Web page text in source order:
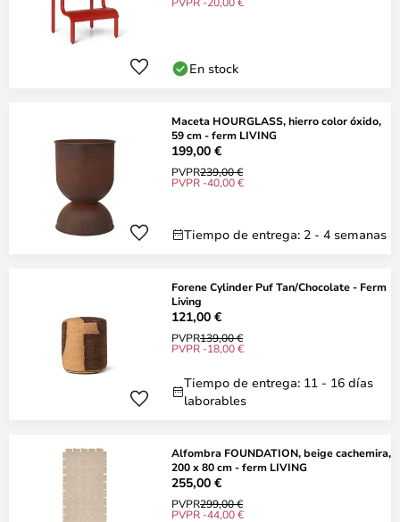
En stock
Maceta HOURGLASS, hierro color óxido,
59 cm - ferm LIVING
199,00 €
PVPR239,00 €
PVPR -40,00 €
Tiempo de entrega: 2 - 4 semanas
Forene Cylinder Puf Tan/Chocolate - Ferm
Living
121,00 €
PVPR139,00 €
PVPR -18,00 €
Tiempo de entrega: 11 - 16 días
laborables
Alfombra FOUNDATION, beige cachemira,
200 x 80 cm - ferm LIVING
255,00 €
PVPR299,00 €
PVPR -44,00 €